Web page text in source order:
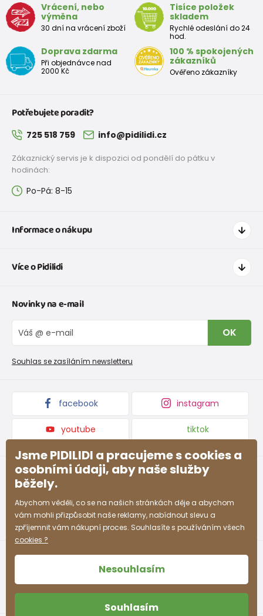
Vrácení, nebo
výměna
30 dní na vrácení zboží
Tisíce položek
skladem
Rychlé odeslání do 24
hod.
Doprava zdarma
Při objednávce nad
2000 Kč
100 % spokojených
zákazníků
Ověřeno zákazníky
Potřebujete poradit?
725 518 759 info@pidilidi.cz
Zákaznický servis je k dispozici od pondělí do pátku v
hodinách:
Po-Pá: 8-15
Informace o nákupu
Doprava a platba
Tabulka velikostí obuvi
Vrácení zboží a reklamace
Reklamační řád
Nevyzvednutá objednávka na dobírku
Více o Pidilidi
O nás
Blog
Velkoobchod PiDiLiDi
Affiliate program
Kolekce zboží
Novinky na e-mail
OK
Souhlas se zasíláním newsletteru
facebook instagram
youtube tiktok
Jsme PIDILIDI a pracujeme s cookies a
osobními údaji, aby naše služby
běžely.
Abychom věděli, co se na našich stránkách děje a abychom
vám mohli přizpůsobit naše reklamy, nabídnout slevu a
zpříjemnit vám nákupní proces. Souhlasíte s používáním všech
cookies ?
Nesouhlasím
Souhlasím